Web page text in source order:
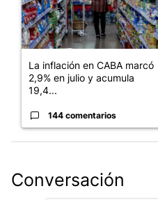
La inflación en CABA marcó
2,9% en julio y acumula
19,4...
144 comentarios
Conversación